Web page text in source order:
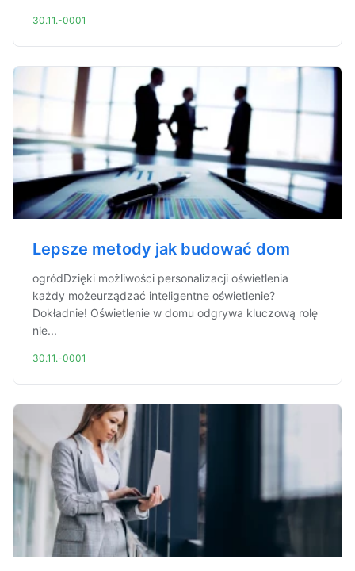
30.11.-0001
Lepsze metody jak budować dom
ogródDzięki możliwości personalizacji oświetlenia
każdy możeurządzać inteligentne oświetlenie?
Dokładnie! Oświetlenie w domu odgrywa kluczową rolę
nie...
30.11.-0001